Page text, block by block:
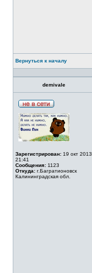
Вернуться к началу
demivale
Зарегистрирован: 19 окт 2013
21:41
Сообщения: 1123
Откуда: г.Багратионовск
Калининградская обл.